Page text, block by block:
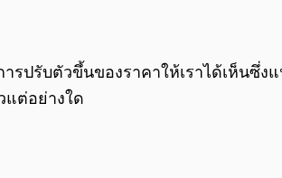
ารปรับตัวขึ้นของราคาให้เราได้เห็นซึ่ง
แต่อย่างใด